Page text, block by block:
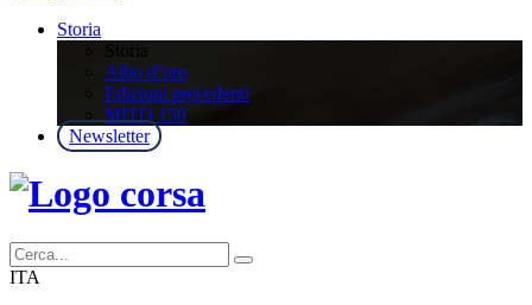
Storia
Albo d’oro
Edizioni precedenti
MITO 150
Newsletter
ITA